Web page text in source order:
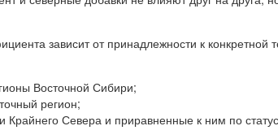
зависит от принадлежности к конкретной
Восточной Сибири;
регион;
Крайнего Севера и приравненные к ним по